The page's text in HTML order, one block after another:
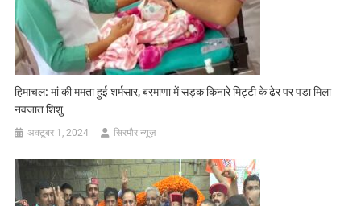
हिमाचल: मां की ममता हुई शर्मसार, बरमाणा में सड़क किनारे मिट्टी के ढेर पर पड़ा मिला
नवजात शिशु
अक्टूबर 1, 2024 सिरमौर न्यूज़